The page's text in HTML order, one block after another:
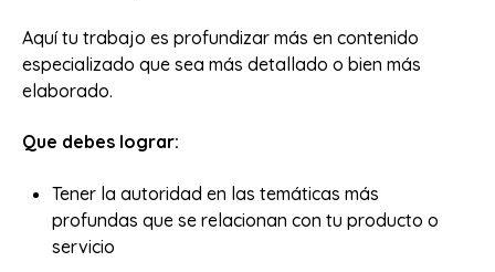
Aquí tu trabajo es profundizar más en contenido
especializado que sea más detallado o bien más
elaborado.
Que debes lograr:
Tener la autoridad en las temáticas más
profundas que se relacionan con tu producto o
servicio